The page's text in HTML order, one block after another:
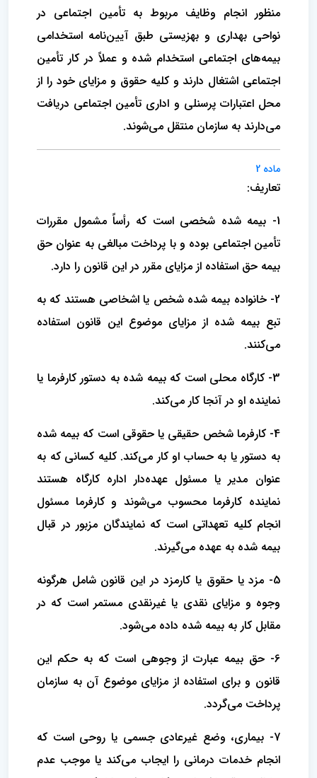
منظور انجام وظایف مربوط به تأمین اجتماعی در
نواحی بهداری و بهزیستی طبق آیین‌نامه استخدامی
بیمه‌های اجتماعی استخدام شده و عملاً در کار تأمین
اجتماعی اشتغال دارند و کلیه حقوق و مزایای خود را از
محل اعتبارات پرسنلی و اداری تأمین اجتماعی دریافت
می‌دارند به سازمان منتقل می‌شوند.
ماده 2
تعاریف:
1- بیمه شده شخصی است که رأساً مشمول مقررات
تأمین اجتماعی بوده و با پرداخت مبالغی به عنوان حق
بیمه حق استفاده از مزایای مقرر در ‌این قانون را دارد.
2- خانواده بیمه شده شخص یا اشخاصی هستند که به
تبع بیمه شده از مزایای موضوع این قانون استفاده
می‌کنند.
3- کارگاه محلی است که بیمه شده به دستور کارفرما یا
نماینده او در آنجا کار می‌کند.
4- کارفرما شخص حقیقی یا حقوقی است که بیمه شده
به دستور یا به حساب او کار می‌کند. کلیه کسانی که به
عنوان مدیر یا مسئول عهده‌دار اداره‌ کارگاه‌ هستند
نماینده کارفرما محسوب می‌شوند و کارفرما مسئول
انجام کلیه تعهداتی است که نمایندگان مزبور در قبال
بیمه شده به عهده می‌گیرند.
5- مزد یا حقوق یا کارمزد در این قانون شامل هرگونه
وجوه و مزایای نقدی یا غیرنقدی مستمر است که در
مقابل کار به بیمه شده داده می‌شود.
6- حق بیمه عبارت از وجوهی است که به حکم این
قانون و برای استفاده از مزایای موضوع آن به سازمان
پرداخت می‌گردد.
7- بیماری، وضع غیرعادی جسمی‌ یا روحی است که
انجام خدمات درمانی را ایجاب می‌کند یا موجب عدم